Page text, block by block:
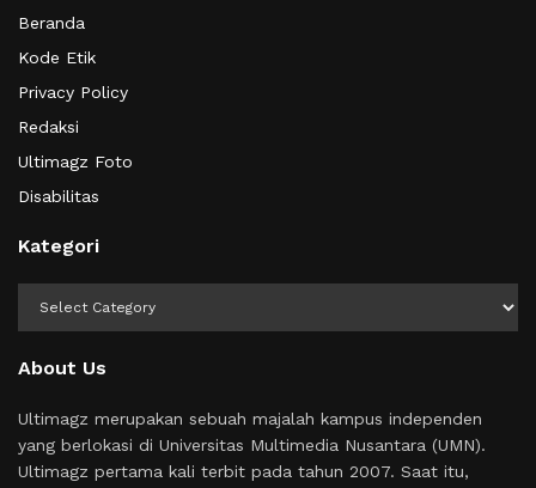
Beranda
Kode Etik
Privacy Policy
Redaksi
Ultimagz Foto
Disabilitas
Kategori
About Us
Ultimagz merupakan sebuah majalah kampus independen
yang berlokasi di Universitas Multimedia Nusantara (UMN).
Ultimagz pertama kali terbit pada tahun 2007. Saat itu,